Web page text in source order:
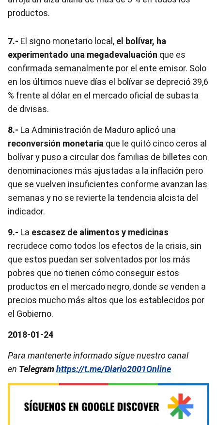
productos.
7.- El signo monetario local, el bolívar, ha
experimentado una megadevaluación que es
confirmada semanalmente por el ente emisor. Solo
en los últimos nueve días el bolívar se depreció 39,6
% frente al dólar en el mercado oficial de subasta
de divisas.
8.- La Administración de Maduro aplicó una
reconversión monetaria que le quitó cinco ceros al
bolívar y puso a circular dos familias de billetes con
denominaciones más ajustadas a la inflación pero
que se vuelven insuficientes conforme avanzan las
semanas y no se revierte la tendencia alcista del
indicador.
9.- La escasez de alimentos y medicinas
recrudece como todos los efectos de la crisis, sin
que estos puedan ser solventados por los más
pobres que no tienen cómo conseguir estos
productos en el mercado negro, donde se venden a
precios mucho más altos que los establecidos por
el Gobierno.
2018-01-24
Para mantenerte informado sigue nuestro canal
en Telegramhttps://t.me/Diario2001Online